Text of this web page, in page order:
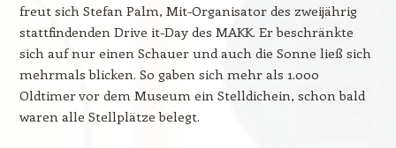
freut sich Stefan Palm, Mit-Organisator des zweijährig
stattfindenden Drive it-Day des MAKK. Er beschränkte
sich auf nur einen Schauer und auch die Sonne ließ sich
mehrmals blicken. So gaben sich mehr als 1.000
Oldtimer vor dem Museum ein Stelldichein, schon bald
waren alle Stellplätze belegt.